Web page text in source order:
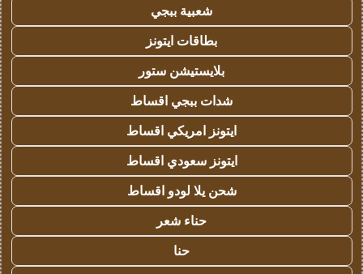
شعبية ببجي
بطاقات ايتونز
بلايستيشن ستور
شدات ببجي اقساط
ايتونز امريكي اقساط
ايتونز سعودي اقساط
شحن يلا لودو اقساط
حناء شعر
حنا